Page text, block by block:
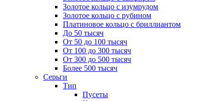
Золотое кольцо с изумрудом
Золотое кольцо с рубином
Платиновое кольцо с бриллиантом
До 50 тысяч
От 50 до 100 тысяч
От 100 до 300 тысяч
От 300 до 500 тысяч
Более 500 тысяч
Серьги
Тип
Пусеты